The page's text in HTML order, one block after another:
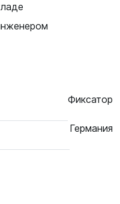
Фиксатор
Германия